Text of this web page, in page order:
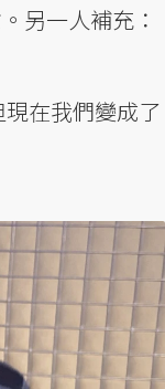
另一人補充：
現在我們變成了